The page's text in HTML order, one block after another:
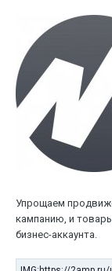
Упрощаем
кампанию, и
бизнес-аккаунта.